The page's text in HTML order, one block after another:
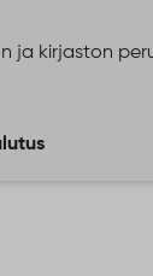
ja kirjaston